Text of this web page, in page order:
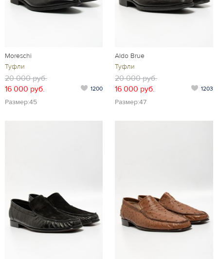
Moreschi
Туфли
20 000 руб.
16 000 руб.
1200
Размер:45
Aldo Brue
Туфли
20 000 руб.
16 000 руб.
1203
Размер:47